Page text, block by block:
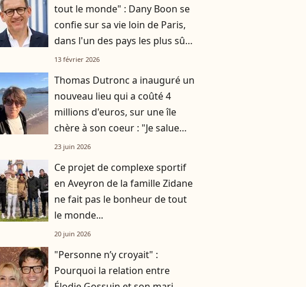
tout le monde" : Dany Boon se
confie sur sa vie loin de Paris,
dans l'un des pays les plus sûrs
du monde
13 février 2026
Thomas Dutronc a inauguré un
nouveau lieu qui a coûté 4
millions d'euros, sur une île
chère à son coeur : "Je salue
l'effort de tout le monde"
23 juin 2026
Ce projet de complexe sportif
en Aveyron de la famille Zidane
ne fait pas le bonheur de tout
le monde...
20 juin 2026
"Personne n’y croyait" :
Pourquoi la relation entre